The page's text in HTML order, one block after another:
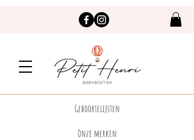
Geboortelijsten
Onze merken